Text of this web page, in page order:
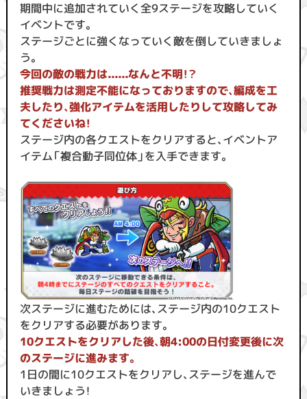
期間中に追加されていく全9ステージを攻略していく
イベントです。
ステージごとに強くなっていく敵を倒していきましょ
う。
今回の敵の戦力は......なんと不明！？
推奨戦力は測定不能になっておりますので、編成を工
夫したり、強化アイテムを活用したりして攻略してみ
てくださいね！
ステージ内の各クエストをクリアすると、イベントア
イテム「複合動子同位体」を入手できます。
次ステージに進むためには、ステージ内の10クエスト
をクリアする必要があります。
10クエストをクリアした後、朝4:00の日付変更後に次
のステージに進みます。
1日の間に10クエストをクリアし、ステージを進んで
いきましょう！